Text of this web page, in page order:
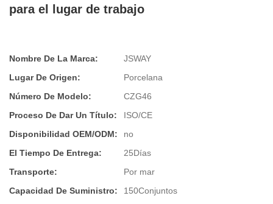
para el lugar de trabajo
Nombre De La Marca:
JSWAY
Lugar De Origen:
Porcelana
Número De Modelo:
CZG46
Proceso De Dar Un Título:
ISO/CE
Disponibilidad OEM/ODM:
no
El Tiempo De Entrega:
25Días
Transporte:
Por mar
Capacidad De Suministro:
150Conjuntos